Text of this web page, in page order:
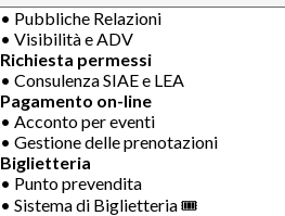
• Pubbliche Relazioni
• Visibilità e ADV
Richiesta permessi
• Consulenza SIAE e LEA
Pagamento on-line
• Acconto per eventi
• Gestione delle prenotazioni
Biglietteria
• Punto prevendita
• Sistema di Biglietteria 🎟